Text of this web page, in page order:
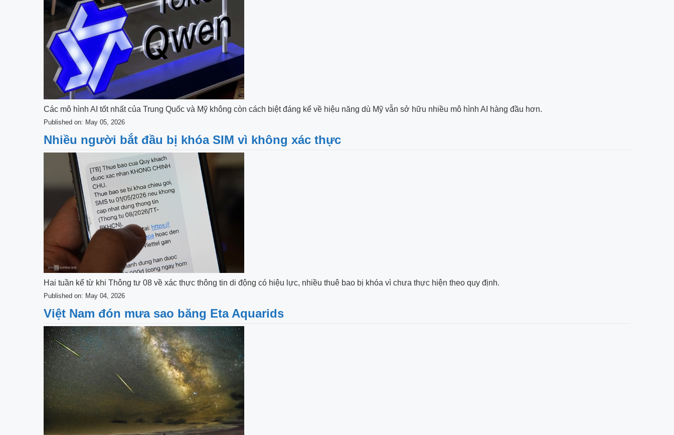
Các mô hình AI tốt nhất của Trung Quốc và Mỹ không còn cách biệt đáng kể về hiệu năng dù Mỹ vẫn sở hữu nhiều mô hình AI hàng đầu hơn.
Published on: May 05, 2026
Nhiều người bắt đầu bị khóa SIM vì không xác thực
Hai tuần kể từ khi Thông tư 08 về xác thực thông tin di động có hiệu lực, nhiều thuê bao bị khóa vì chưa thực hiện theo quy định.
Published on: May 04, 2026
Việt Nam đón mưa sao băng Eta Aquarids